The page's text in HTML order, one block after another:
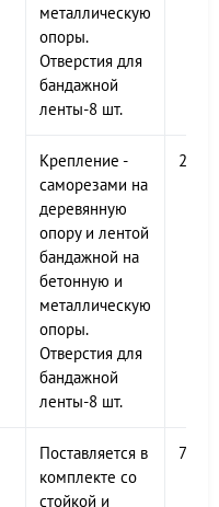
металлическую
опоры.
Отверстия для
бандажной
ленты-8 шт.
Крепление -
саморезами на
деревянную
опору и лентой
бандажной на
бетонную и
металлическую
опоры.
Отверстия для
бандажной
ленты-8 шт.
Поставляется в
комплекте со
стойкой и